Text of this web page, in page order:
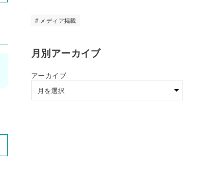
メディア掲載
月別アーカイブ
アーカイブ